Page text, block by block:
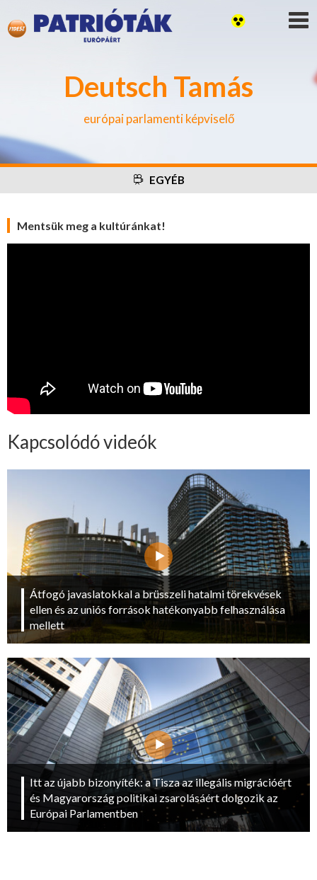
Deutsch Tamás
európai parlamenti képviselő
EGYÉB
Mentsük meg a kultúránkat!
Kapcsolódó videók
Átfogó javaslatokkal a brüsszeli hatalmi törekvések
ellen és az uniós források hatékonyabb felhasználása
mellett
Itt az újabb bizonyíték: a Tisza az illegális migrációért
és Magyarország politikai zsarolásáért dolgozik az
Európai Parlamentben